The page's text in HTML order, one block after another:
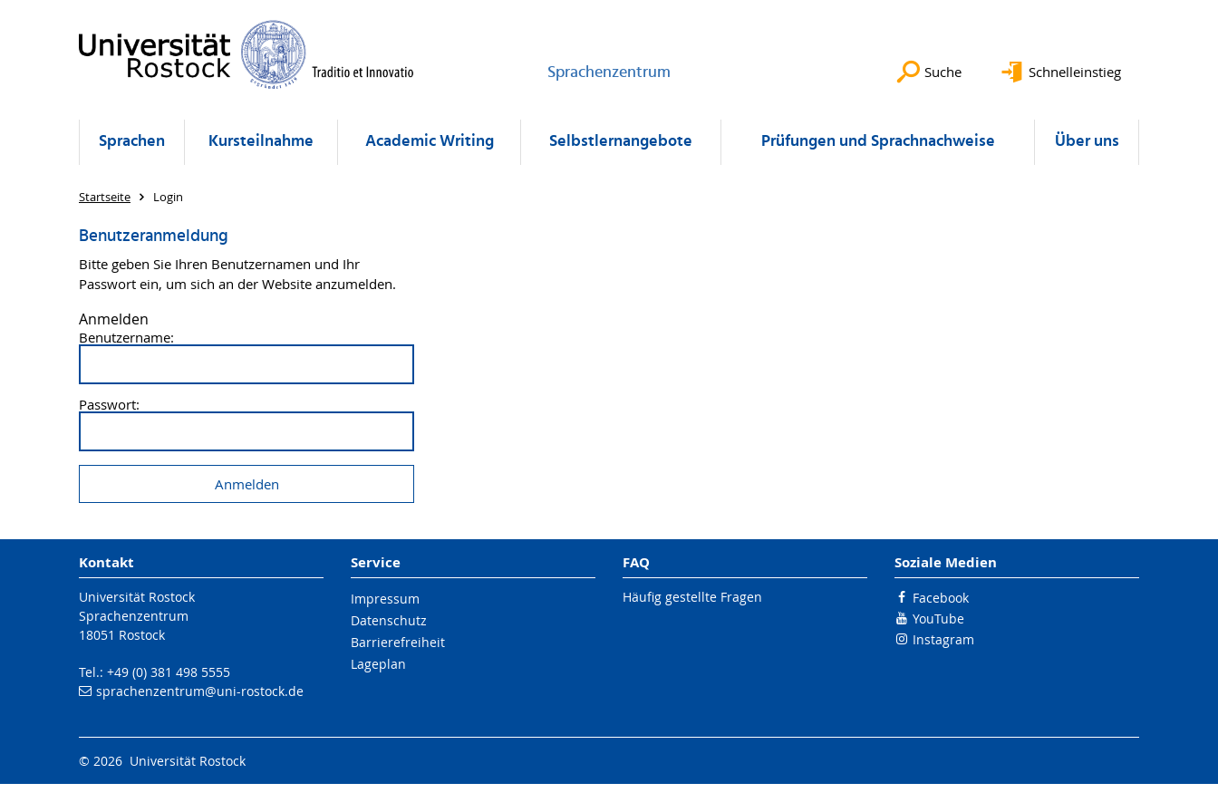
Sprachenzentrum Suche Schnelleinstieg
Sprachen Kursteilnahme Academic Writing Selbstlernangebote Prüfungen und Sprachnachweise Über uns
Startseite Login
Benutzeranmeldung
Bitte geben Sie Ihren Benutzernamen und Ihr
Passwort ein, um sich an der Website anzumelden.
Anmelden
Benutzername:
Passwort:
Kontakt
Universität Rostock
Sprachenzentrum
18051 Rostock
Tel.: +49 (0) 381 498 5555
sprachenzentrum@uni-rostock.de
Service
Impressum
Datenschutz
Barrierefreiheit
Lageplan
FAQ
Häufig gestellte Fragen
Soziale Medien
Facebook
YouTube
Instagram
© 2026 Universität Rostock